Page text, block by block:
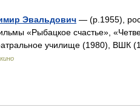
Эвальдович — (р.1955),
«Рыбацкое счастье»,
училище (1980), ВШК